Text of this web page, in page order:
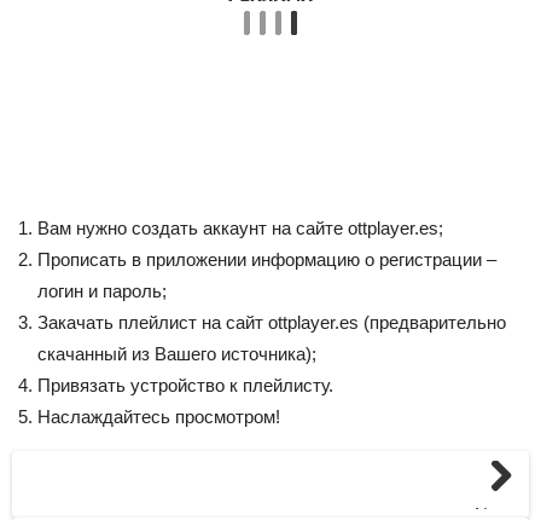
Вам нужно создать аккаунт на сайте ottplayer.es;
Прописать в приложении информацию о регистрации –
логин и пароль;
Закачать плейлист на сайт ottplayer.es (предварительно
скачанный из Вашего источника);
Привязать устройство к плейлисту.
Наслаждайтесь просмотром!
Next